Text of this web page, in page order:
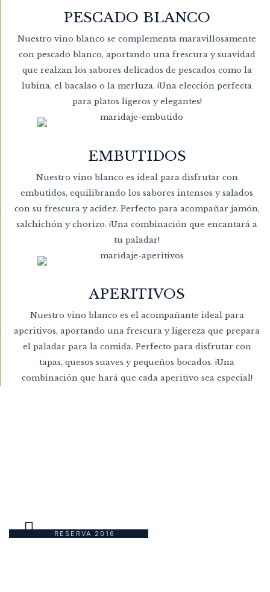
PESCADO BLANCO
Nuestro vino blanco se complementa maravillosamente
con pescado blanco, aportando una frescura y suavidad
que realzan los sabores delicados de pescados como la
lubina, el bacalao o la merluza. ¡Una elección perfecta
para platos ligeros y elegantes!
EMBUTIDOS
Nuestro vino blanco es ideal para disfrutar con
embutidos, equilibrando los sabores intensos y salados
con su frescura y acidez. Perfecto para acompañar jamón,
salchichón y chorizo. ¡Una combinación que encantará a
tu paladar!
APERITIVOS
Nuestro vino blanco es el acompañante ideal para
aperitivos, aportando una frescura y ligereza que prepara
el paladar para la comida. Perfecto para disfrutar con
tapas, quesos suaves y pequeños bocados. ¡Una
combinación que hará que cada aperitivo sea especial!
RESERVA 2016